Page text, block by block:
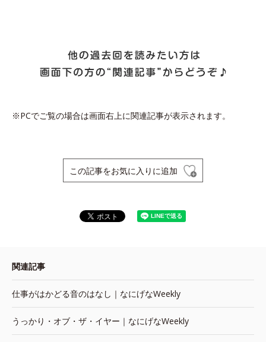
※PCでご覧の場合は画面右上に関連記事が表示されます。
この記事をお気に入りに追加
関連記事
仕事がはかどる音のはなし｜なにげなWeekly
うっかり・オブ・ザ・イヤー｜なにげなWeekly